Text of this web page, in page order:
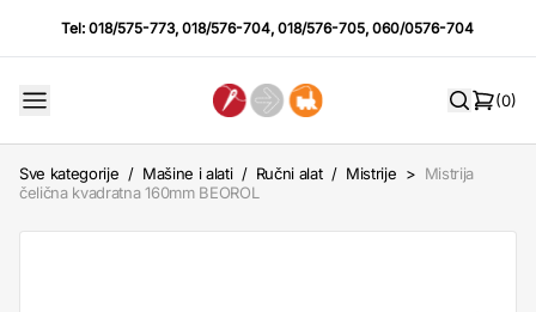
Tel:018/575-773,018/576-704,018/576-705,060/0576-704
(0)
Sve kategorije / Mašine i alati / Ručni alat / Mistrije > Mistrija
čelična kvadratna 160mm BEOROL